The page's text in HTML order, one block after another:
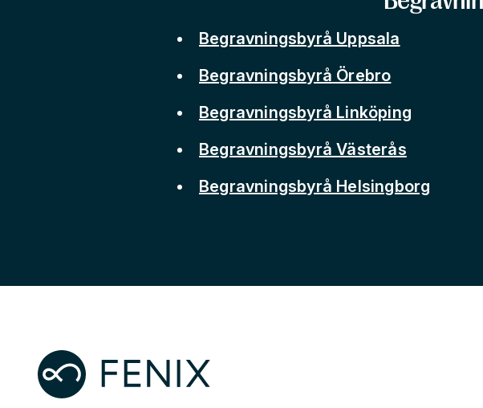
Begravningsbyrå Uppsala
Begravningsbyrå Örebro
Begravningsbyrå Linköping
Begravningsbyrå Västerås
Begravningsbyrå Helsingborg